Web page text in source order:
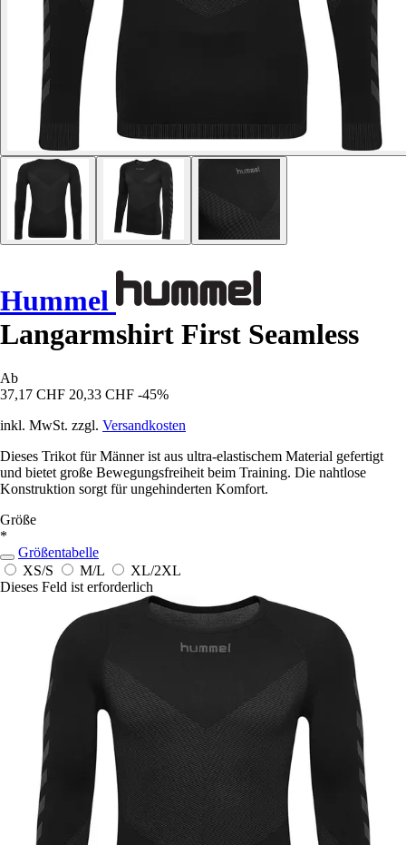
Hummel
Langarmshirt First Seamless
Ab
37,17 CHF 20,33 CHF -45%
inkl. MwSt. zzgl. Versandkosten
Dieses Trikot für Männer ist aus ultra-elastischem Material gefertigt
und bietet große Bewegungsfreiheit beim Training. Die nahtlose
Konstruktion sorgt für ungehinderten Komfort.
Größe
*
Größentabelle
XS/S
M/L
XL/2XL
Dieses Feld ist erforderlich